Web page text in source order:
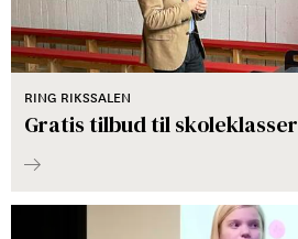
RING RIKSSALEN
Gratis tilbud til skoleklasser